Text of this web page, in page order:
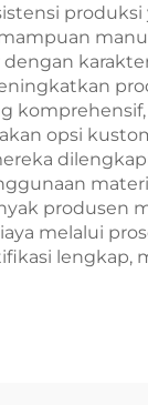
opsi
produsen
melalui
lengkap,